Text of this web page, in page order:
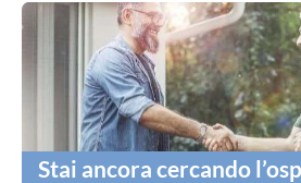
Stai ancora cercando